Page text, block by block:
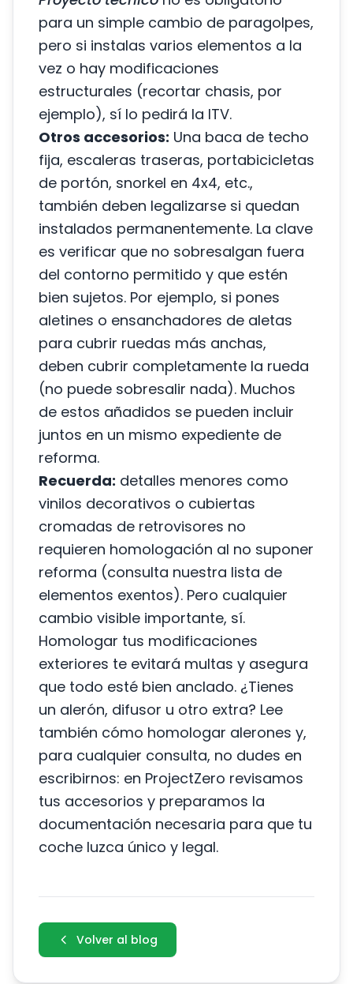
para un simple cambio de paragolpes,
pero si instalas varios elementos a la
vez o hay modificaciones
estructurales (recortar chasis, por
ejemplo), sí lo pedirá la ITV.
Otros accesorios: Una baca de techo
fija, escaleras traseras, portabicicletas
de portón, snorkel en 4x4, etc.,
también deben legalizarse si quedan
instalados permanentemente. La clave
es verificar que no sobresalgan fuera
del contorno permitido y que estén
bien sujetos. Por ejemplo, si pones
aletines o ensanchadores de aletas
para cubrir ruedas más anchas,
deben cubrir completamente la rueda
(no puede sobresalir nada). Muchos
de estos añadidos se pueden incluir
juntos en un mismo expediente de
reforma.
Recuerda: detalles menores como
vinilos decorativos o cubiertas
cromadas de retrovisores no
requieren homologación al no suponer
reforma (consulta nuestra lista de
elementos exentos). Pero cualquier
cambio visible importante, sí.
Homologar tus modificaciones
exteriores te evitará multas y asegura
que todo esté bien anclado. ¿Tienes
un alerón, difusor u otro extra? Lee
también cómo homologar alerones y,
para cualquier consulta, no dudes en
escribirnos: en ProjectZero revisamos
tus accesorios y preparamos la
documentación necesaria para que tu
coche luzca único y legal.
Volver al blog